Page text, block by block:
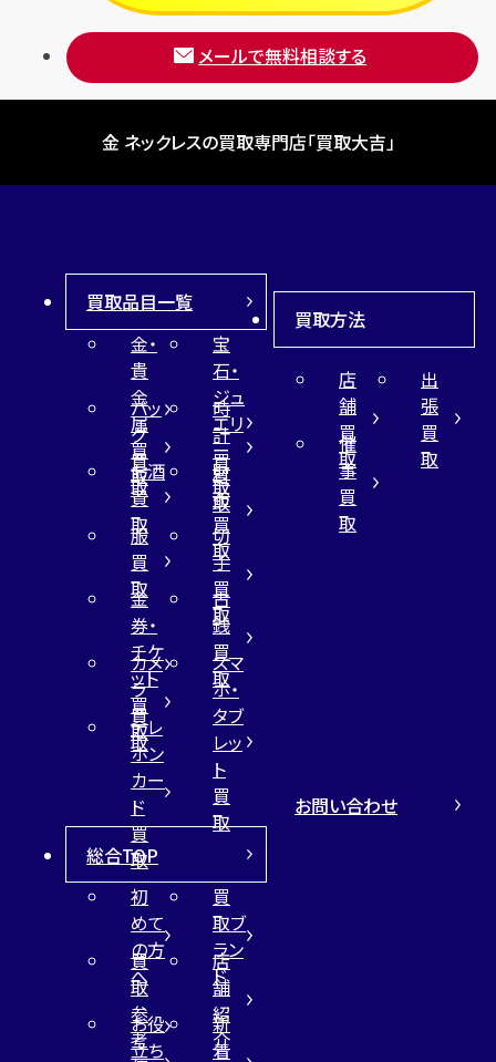
メールで無料相談する
金 ネックレスの買取専門店「買取大吉」
買取品目一覧
金・
貴
金
属
買
取
宝
石・
ジュ
エリ
ー
買
取
バッ
グ
買
取
時
計
買
取
お酒
買
取
財
布
買
取
服
買
取
切
手
買
取
金
券・
チケ
ット
買
取
古
銭
買
取
カメ
ラ
買
取
スマ
ホ・
タブ
レッ
ト
買
取
テレ
ホン
カー
ド
買
取
買取方法
店
舗
買
取
出
張
買
取
催
事
買
取
総合TOP
初
めて
の方
へ
買
取ブ
ラン
ド
買
取
参
考
店
舗
紹
介
お役
立ち
新
着
お問い合わせ